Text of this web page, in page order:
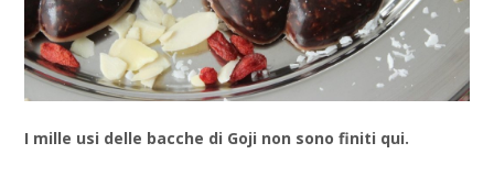
I mille usi delle bacche di Goji non sono finiti qui.